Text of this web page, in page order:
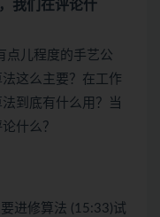
我们在评论什
点儿程度的手艺公
这么主要？在工作
到底有什么用？当
什么？
进修算法 (15:33)试